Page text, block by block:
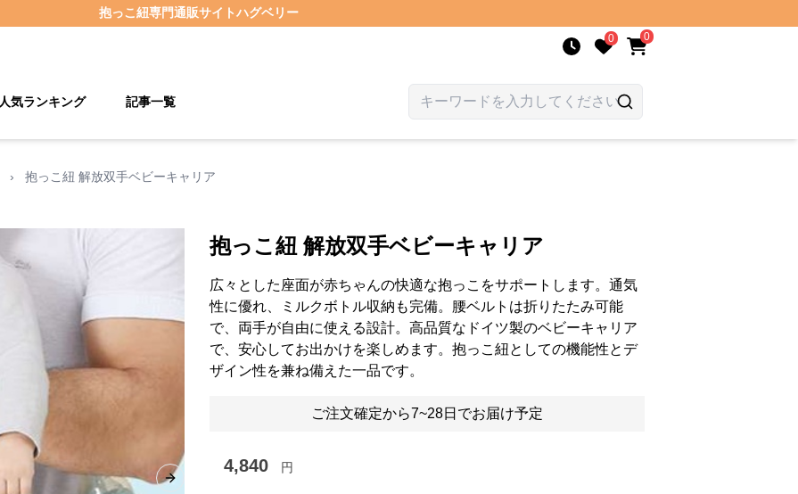
抱っこ紐専門通販サイトハグベリー
0 0
人気ランキング 記事一覧
› 抱っこ紐 解放双手ベビーキャリア
Next slide
抱っこ紐 解放双手ベビーキャリア
広々とした座面が赤ちゃんの快適な抱っこをサポートします。通気
性に優れ、ミルクボトル収納も完備。腰ベルトは折りたたみ可能
で、両手が自由に使える設計。高品質なドイツ製のベビーキャリア
で、安心してお出かけを楽しめます。抱っこ紐としての機能性とデ
ザイン性を兼ね備えた一品です。
ご注文確定から7~28日でお届け予定
4,840 円